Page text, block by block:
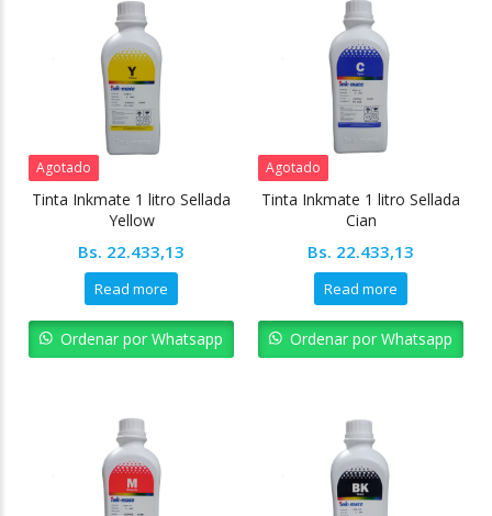
Agotado
Tinta Inkmate 1 litro Sellada
Yellow
Bs. 22.433,13
Read more
Ordenar por Whatsapp
Agotado
Tinta Inkmate 1 litro Sellada
Cian
Bs. 22.433,13
Read more
Ordenar por Whatsapp